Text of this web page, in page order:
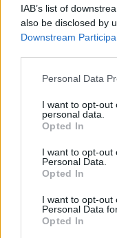
IAB’s list of
also be disclosed by
Downstream
Personal Data
I want to opt-out
personal data.
Opted In
I want to opt-out
Personal Data.
Opted In
I want to opt-out
Personal Data
Opted In
Philip Glass:
γενέθλιά του
Νο. 15: Lincoln”
29.05.26